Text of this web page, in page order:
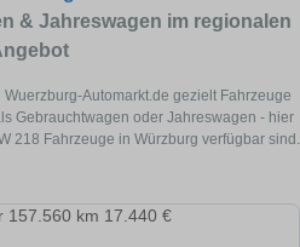
& Jahreswagen im regionalen
Automarkt.de gezielt Fahrzeuge
Gebrauchtwagen oder Jahreswagen - hier
218 Fahrzeuge in Würzburg verfügbar sind.